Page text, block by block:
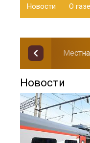
Новости О
Новости